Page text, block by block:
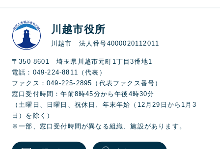
川越市役所
川越市 法人番号4000020112011
〒350-8601 埼玉県川越市元町1丁目3番地1
電話：049-224-8811（代表）
ファクス：049-225-2895（代表ファクス番号）
窓口受付時間：午前8時45分から午後4時30分
（土曜日、日曜日、祝休日、年末年始（12月29日から1月3
日）を除く）
※一部、窓口受付時間が異なる組織、施設があります。